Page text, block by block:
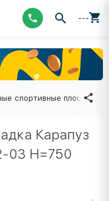
---
спортивные площадки
Карапуз
03 Н=750